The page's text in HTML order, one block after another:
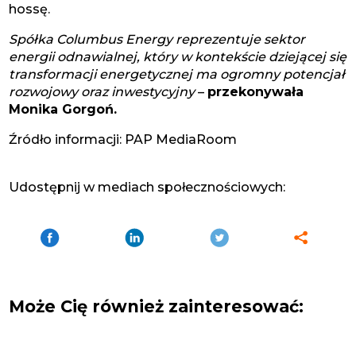
hossę.
Spółka Columbus Energy reprezentuje sektor
energii odnawialnej, który w kontekście dziejącej się
transformacji energetycznej ma ogromny potencjał
rozwojowy oraz inwestycyjny– przekonywała
Monika Gorgoń.
Źródło informacji: PAP MediaRoom
Udostępnij w mediach społecznościowych:
Może Cię również zainteresować: